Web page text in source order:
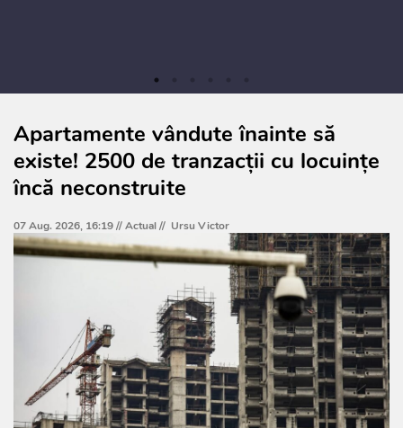
Apartamente vândute înainte să
existe! 2500 de tranzacții cu locuințe
încă neconstruite
07 Aug. 2026, 16:19 //Actual// Ursu Victor